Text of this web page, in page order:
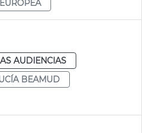
AUDIENCIAS
BEAMUD